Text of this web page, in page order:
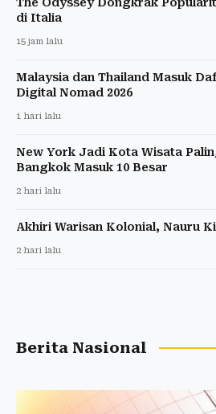
di Italia
15 jam lalu
Malaysia dan Thailand Masuk
Digital Nomad 2026
1 hari lalu
New York Jadi Kota Wisata
Bangkok Masuk 10 Besar
2 hari lalu
Akhiri Warisan Kolonial, Nauru
2 hari lalu
Berita Nasional